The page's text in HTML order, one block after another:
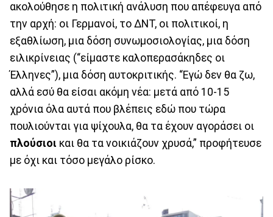
ακολούθησε η πολιτική ανάλυση που απέφευγα από
την αρχή: οι Γερμανοί, το ΔΝΤ, οι πολιτικοί, η
εξαθλίωση, μια δόση συνωμοσιολογίας, μια δόση
ειλικρίνειας (“είμαστε καλοπερασάκηδες οι
Έλληνες”), μια δόση αυτοκριτικής. “Εγώ δεν θα ζω,
αλλά εσύ θα είσαι ακόμη νέα: μετά από 10-15
χρόνια όλα αυτά που βλέπεις εδώ που τώρα
πουλιούνται για ψίχουλα, θα τα έχουν αγοράσει οι
πλούσιοι και θα τα νοικιάζουν χρυσά,” προφήτευσε
με όχι και τόσο μεγάλο ρίσκο.